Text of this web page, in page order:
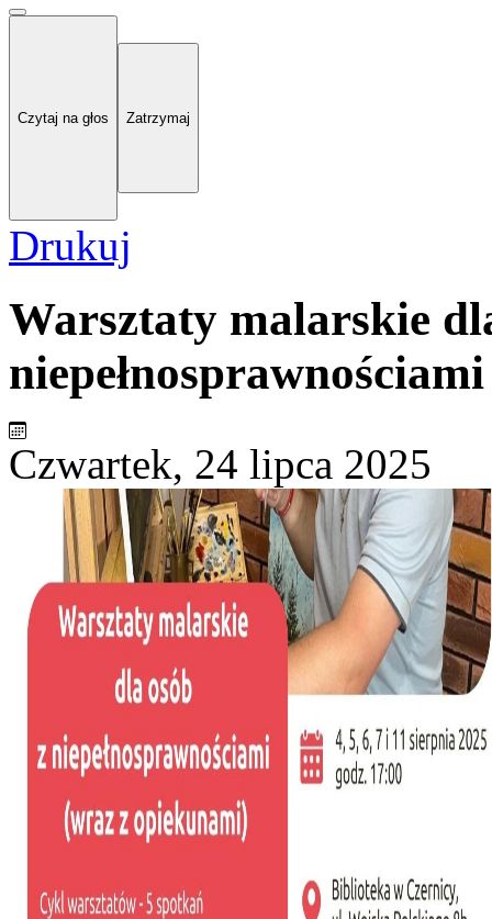
Czytaj na głos Zatrzymaj
Drukuj
Warsztaty malarskie
niepełnosprawnościami
Czwartek, 24 lipca 2025